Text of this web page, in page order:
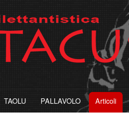
TAOLU PALLAVOLO Articoli